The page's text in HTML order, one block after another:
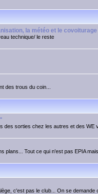
la météo et le covoiturage
technique/ le reste
des trous du coin...
des sorties chez les autres et des WE
plans... Tout ce qui n'est pas EPIA
c'est pas le club... On se